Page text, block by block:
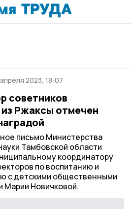
2023, 18:07
советников
Ржаксы отмечен
письмо Министерства
Тамбовской области
координатору
по воспитанию и
с детскими общественными
Марии Новичковой.